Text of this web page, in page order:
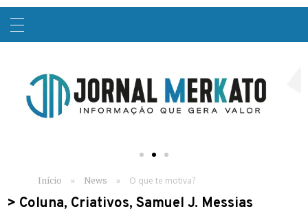
Início » News » O que te motiva?
> Coluna, Criativos, Samuel J. Messias